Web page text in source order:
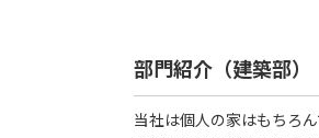
部門紹介（建築部）
当社は個人の家はもちろ